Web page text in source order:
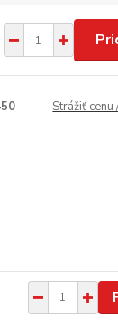
Strážiť